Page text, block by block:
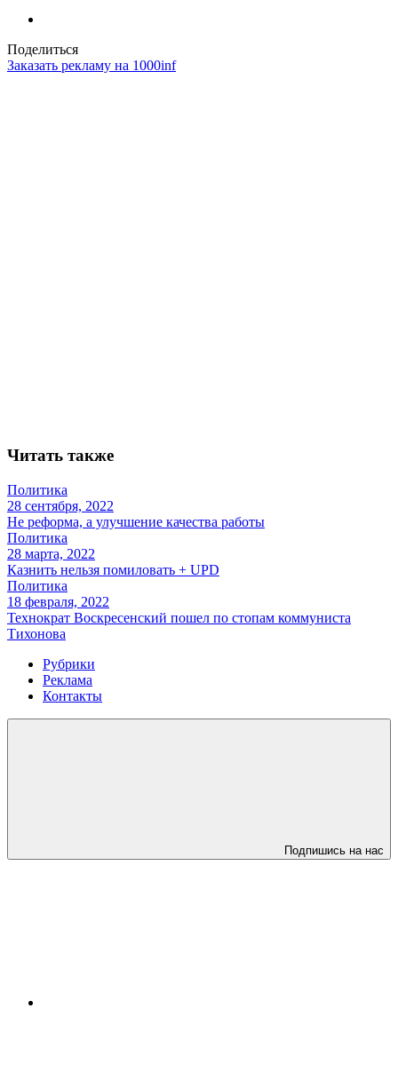
Поделиться
Заказать рекламу на 1000inf
Читать также
Политика
28 сентября, 2022
Не реформа, а улучшение качества работы
Политика
28 марта, 2022
Казнить нельзя помиловать + UPD
Политика
18 февраля, 2022
Технократ Воскресенский пошел по стопам коммуниста
Тихонова
Рубрики
Реклама
Контакты
Подпишись на нас